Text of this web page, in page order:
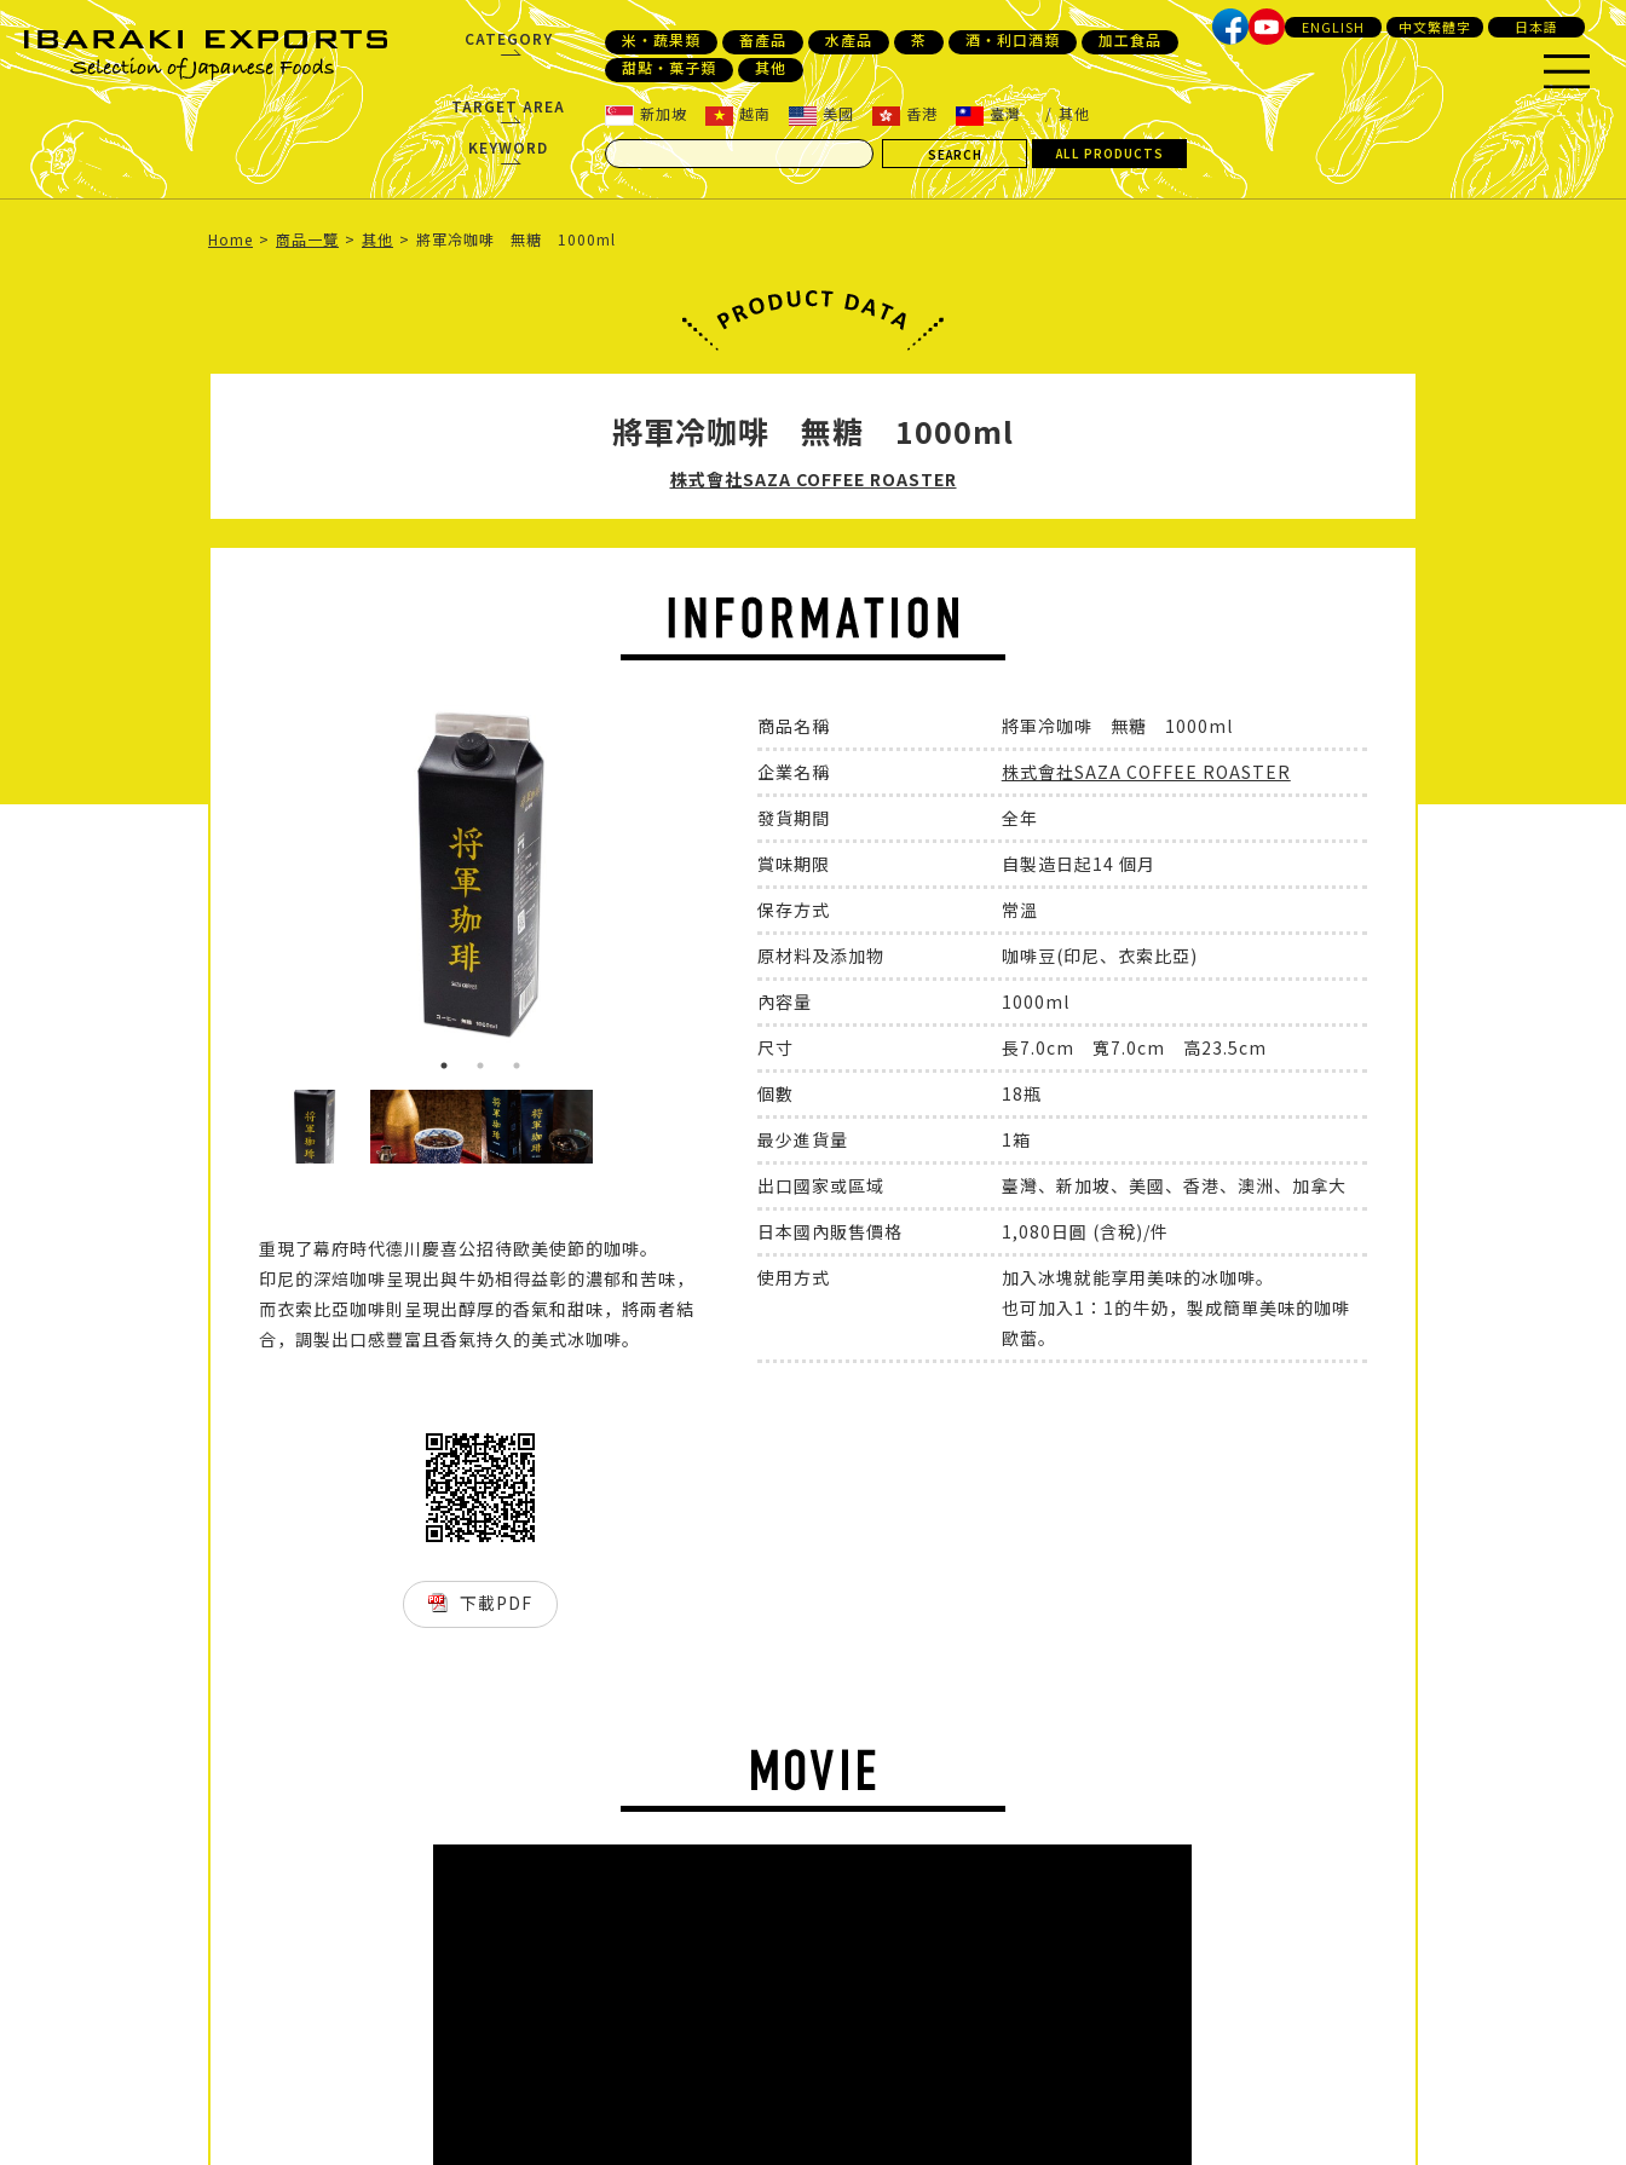
CATEGORY 米・蔬果類 畜產品 水產品 茶 酒・利口酒類
加工食品
甜點・菓子類
其他
TARGET AREA
新加坡 越南 美國 香港 臺灣
其他
KEYWORD
ALL PRODUCTS
ENGLISH 中文繁體字 日本語
Home 商品一覽 其他 將軍冷咖啡 無糖 1000ml
將軍冷咖啡 無糖 1000ml
株式會社SAZA COFFEE ROASTER
重現了幕府時代德川慶喜公招待歐美使節的咖啡。
印尼的深焙咖啡呈現出與牛奶相得益彰的濃郁和苦味，
而衣索比亞咖啡則呈現出醇厚的香氣和甜味，將兩者結
合，調製出口感豐富且香氣持久的美式冰咖啡。
下載PDF
商品名稱
將軍冷咖啡 無糖 1000ml
企業名稱
株式會社SAZA COFFEE ROASTER
發貨期間
全年
賞味期限
自製造日起14 個月
保存方式
常溫
原材料及添加物
咖啡豆(印尼、衣索比亞)
內容量
1000ml
尺寸
長7.0cm 寬7.0cm 高23.5cm
個數
18瓶
最少進貨量
1箱
出口國家或區域
臺灣、新加坡、美國、香港、澳洲、加拿大
日本國內販售價格
1,080日圓 (含稅)/件
使用方式
加入冰塊就能享用美味的冰咖啡。
也可加入1：1的牛奶，製成簡單美味的咖啡
歐蕾。